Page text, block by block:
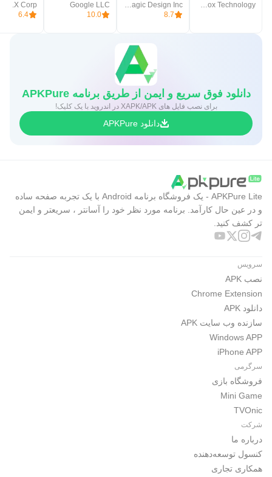
ColorBox Technology
Blackmagic Design Inc.
8.7
Google LLC
10.0
X Corp.
6.4
دانلود فوق سریع و ایمن از طریق برنامه APKPure
برای نصب فایل های XAPK/APK در اندروید با یک کلیک!
دانلود APKPure
APKPure Lite - یک فروشگاه برنامه Android با یک تجربه صفحه ساده
و در عین حال کارآمد. برنامه مورد نظر خود را آسانتر ، سریعتر و ایمن
تر کشف کنید.
سرویس
نصب APK
Chrome Extension
دانلود APK
سازنده وب سایت APK
Windows APP
iPhone APP
سرگرمی
فروشگاه بازی
Mini Game
TVOnic
شرکت
درباره ما
کنسول توسعه‌دهنده
همکاری تجاری